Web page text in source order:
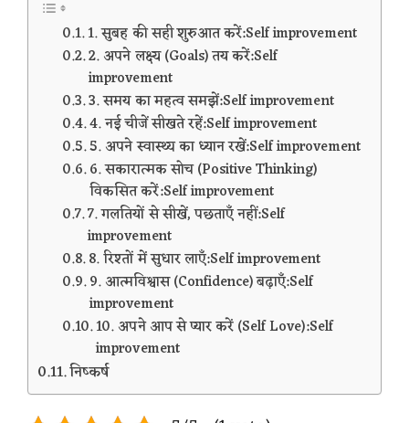
1. सुबह की सही शुरुआत करें:Self improvement
2. अपने लक्ष्य (Goals) तय करें:Self
improvement
3. समय का महत्व समझें:Self improvement
4. नई चीजें सीखते रहें:Self improvement
5. अपने स्वास्थ्य का ध्यान रखें:Self improvement
6. सकारात्मक सोच (Positive Thinking)
विकसित करें:Self improvement
7. गलतियों से सीखें, पछताएँ नहीं:Self
improvement
8. रिश्तों में सुधार लाएँ:Self improvement
9. आत्मविश्वास (Confidence) बढ़ाएँ:Self
improvement
10. अपने आप से प्यार करें (Self Love):Self
improvement
निष्कर्ष